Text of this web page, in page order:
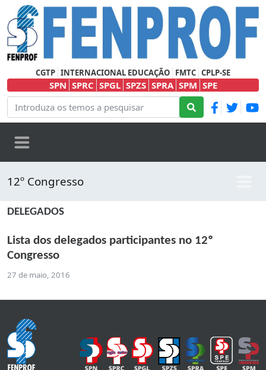
CGTP INTERNACIONAL EDUCAÇÃO FMTC CPLP-SE
SPN SPRC SPGL SPZS SPRA SPM SPE
12º Congresso
DELEGADOS
Lista dos delegados participantes no 12º
Congresso
27 de maio, 2016